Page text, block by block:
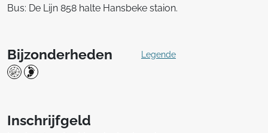
Bus: De Lijn 858 halte Hansbeke staion.
Bijzonderheden Legende
Inschrijfgeld